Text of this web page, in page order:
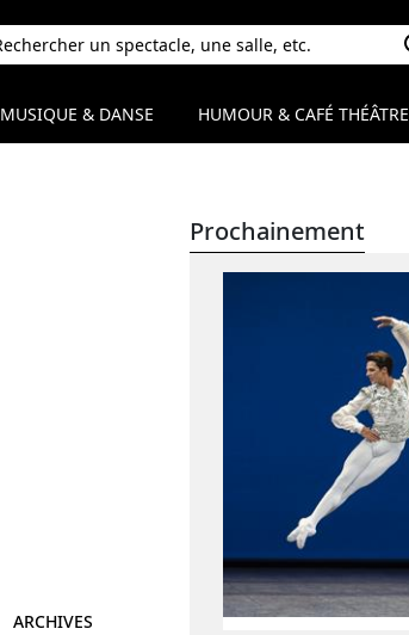
MUSIQUE & DANSE HUMOUR & CAFÉ THÉÂTRE
ARCHIVES
Prochainement